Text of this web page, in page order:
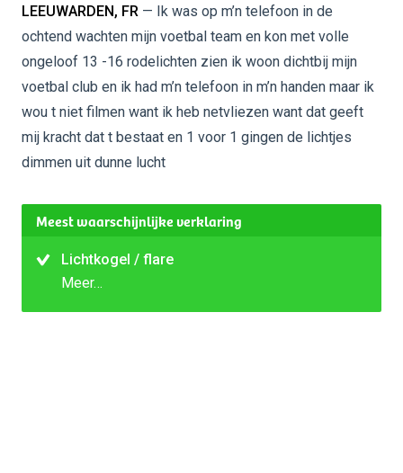
LEEUWARDEN, FR — Ik was op m’n telefoon in de
ochtend wachten mijn voetbal team en kon met volle
ongeloof 13 -16 rodelichten zien ik woon dichtbij mijn
voetbal club en ik had m’n telefoon in m’n handen maar ik
wou t niet filmen want ik heb netvliezen want dat geeft
mij kracht dat t bestaat en 1 voor 1 gingen de lichtjes
dimmen uit dunne lucht
Meest waarschijnlijke verklaring
Lichtkogel / flare
Meer…